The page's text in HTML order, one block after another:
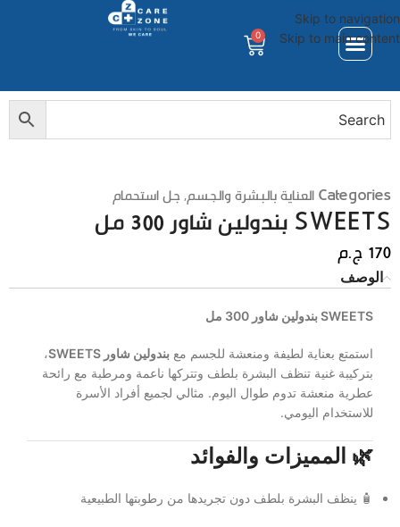
Skip to navigation
Skip to main content
0
Categoriesالعناية بالبشرة والجسم,جل استحمام
SWEETS بندولين شاور 300 مل
170ج.م
الوصف
SWEETS بندولين شاور 300 مل
استمتع بعناية لطيفة ومنعشة للجسم مع بندولين شاور SWEETS
،
بتركيبة غنية تنظف البشرة بلطف وتتركها ناعمة ومرطبة مع رائحة
عطرية منعشة تدوم طوال اليوم. مثالي لجميع أفراد الأسرة
للاستخدام اليومي.
🌿 المميزات والفوائد
🧴 ينظف البشرة بلطف دون تجريدها من رطوبتها الطبيعية